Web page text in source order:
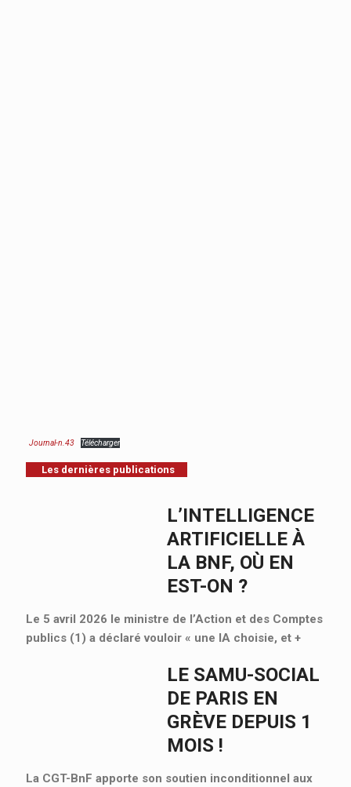
Journal-n.43 Télécharger
Les dernières publications
L’INTELLIGENCE
ARTIFICIELLE À
LA BNF, OÙ EN
EST-ON ?
Le 5 avril 2026 le ministre de l’Action et des Comptes
publics (1) a déclaré vouloir « une IA choisie, et +
LE SAMU-SOCIAL
DE PARIS EN
GRÈVE DEPUIS 1
MOIS !
La CGT-BnF apporte son soutien inconditionnel aux